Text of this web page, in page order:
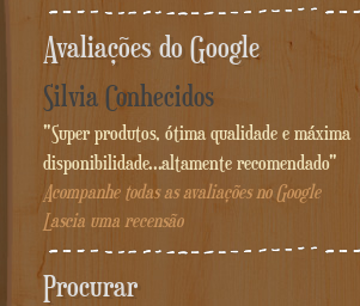
Avaliações do Google
Silvia Conhecidos
"Super produtos, ótima qualidade e máxima
disponibilidade...altamente recomendado"
Acompanhe todas as avaliações no Google
Lascia uma recensão
Procurar